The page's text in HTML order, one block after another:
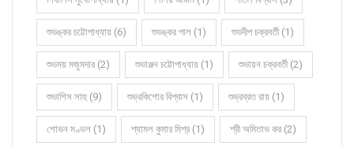
শুভঙ্কর চট্টোপাধ্যায় (6) শুভঙ্কর পাল (1) শুভদীপ চক্রবর্তী (1)
শুভময় মজুমদার (2) শুভাঞ্জন চট্টোপাধ্যায় (1) শুভায়ন চক্রবর্তী (2)
শুভাশিস সাহু (9) শুভ্রকিশোর বিশ্বাস (1) শুভ্রব্রত রায় (1)
শোভন মণ্ডল (1) শ্যামল কুমার মিশ্র (1) শ্রী অমিতাভ কর (2)